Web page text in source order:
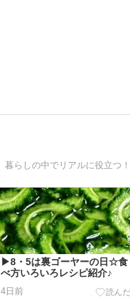
▶︎8・5は裏ゴーヤーの日☆食
べ方いろいろレシピ紹介♪
4日前